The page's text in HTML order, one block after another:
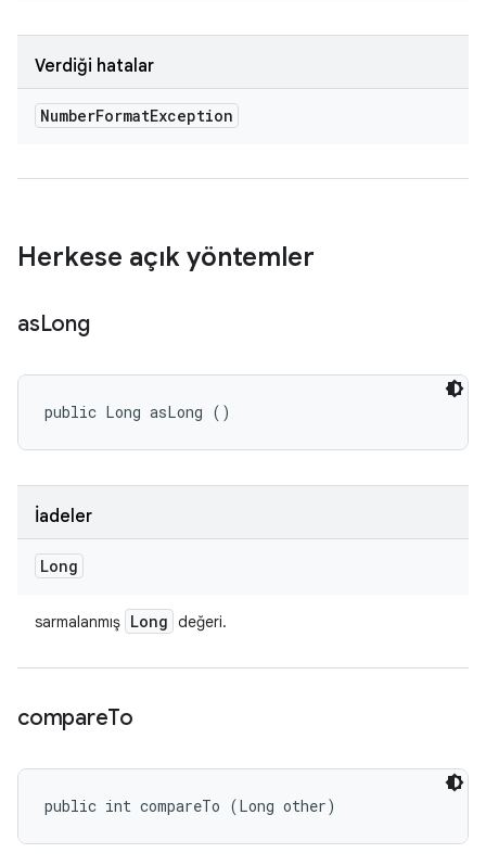
Verdiği hatalar
NumberFormatException
Herkese açık yöntemler
asLong
public Long asLong ()
İadeler
Long
sarmalanmış Long değeri.
compareTo
public int compareTo (Long other)